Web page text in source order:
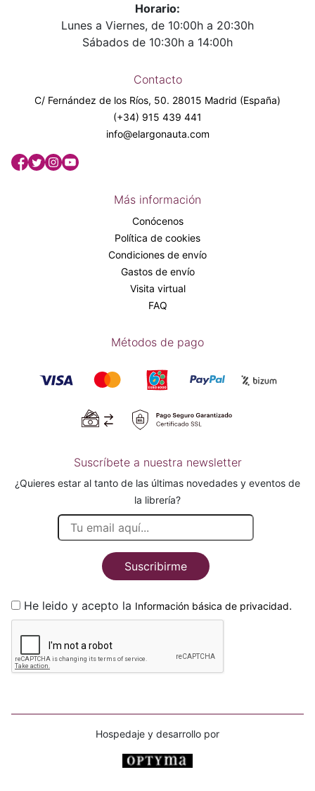
Horario:
Lunes a Viernes, de 10:00h a 20:30h
Sábados de 10:30h a 14:00h
Contacto
C/ Fernández de los Ríos, 50. 28015 Madrid (España)
(+34) 915 439 441
info@elargonauta.com
Más información
Conócenos
Política de cookies
Condiciones de envío
Gastos de envío
Visita virtual
FAQ
Métodos de pago
Suscríbete a nuestra newsletter
¿Quieres estar al tanto de las últimas novedades y eventos de
la librería?
Suscribirme
He leido y acepto la Información básica de privacidad.
Hospedaje y desarrollo por